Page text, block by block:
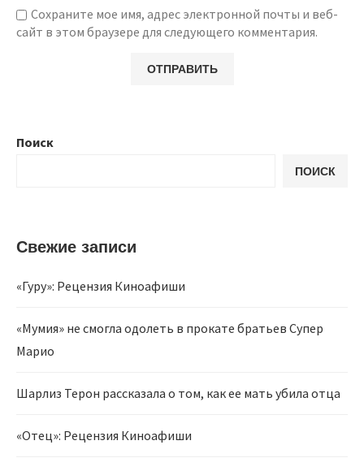
Сохраните мое имя, адрес электронной почты и веб-
сайт в этом браузере для следующего комментария.
Поиск
ПОИСК
Свежие записи
«Гуру»: Рецензия Киноафиши
«Мумия» не смогла одолеть в прокате братьев Супер
Марио
Шарлиз Терон рассказала о том, как ее мать убила отца
«Отец»: Рецензия Киноафиши